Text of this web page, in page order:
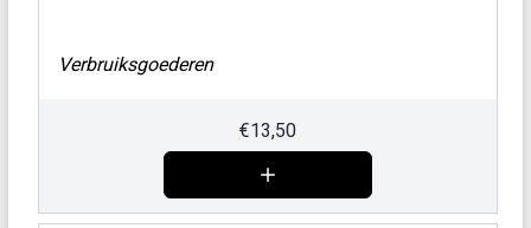
Verbruiksgoederen
€13,50